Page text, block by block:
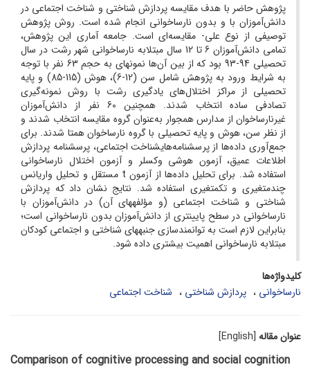
پژوهش حاضر با هدف مقایسه پردازش شناختی و شناخت اجتماعی در
دانش‌آموزان با و بدون نارسا‌خوانی انجام‌ شده است. روش پژوهش
توصیفی از نوع علی- مقایسه‌ای است. جامعه آماری این پژوهش،
تمامی دانش‌آموزان 6 تا 12 سال مبتلابه نارسا‌خوانی شهر رشت در سال
تحصیلی 94-93 بود که از بین آن‌ها نمونه­ای به حجم 63 نفر با توجه
به شرایط ورود به پژوهش شامل سن (12-6)، هوش (115-85) و پایه
تحصیلی از مراکز اختلال‌های یادگیری رشت با روش نمونه‌گیری
تصادفی ساده انتخاب شدند. همچنین 60 نفر از دانش‌آموزان
غیر‌نارساخوان از مدارس همجوار به‌عنوان گروه مقایسه انتخاب شدند و
از نظر سن، هوش و پایه تحصیلی با گروه نارساخوان همتا شدند. برای
جمع‌آوری داده‌ها از پرسشنامه‌‌‌هایشناخت اجتماعی، پرسشنامه پردازش
اطلاعات عمیق، آزمون هوشی وکسلر و آزمون اختلال نارساخوانی
استفاده شد. برای تحلیل داده‌ها از آزمون t مستقل و تحلیل واریانس
چند‌متغیری و تک­متغیری استفاده شد. نتایج نشان داد که پردازش
شناختی و شناخت اجتماعی (و مؤلفه­های آن) در دانش‌آموزان با
نارساخوانی در سطح پایین­تری از دانش‌آموزان بدون نارساخوانی است؛
بنابراین لازم است به توانمندسازی جنبه­های شناختی و اجتماعی کودکان
مبتلابه نارساخوانی اهمیت بیشتری داده شود.
کلیدواژه‌ها
نارسا‌خوانی
پردازش شناختی شناخت اجتماعی
عنوان مقاله [English]
Comparison of cognitive processing and social cognition